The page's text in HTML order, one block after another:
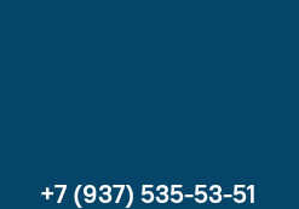
+7 (937) 535-53-51